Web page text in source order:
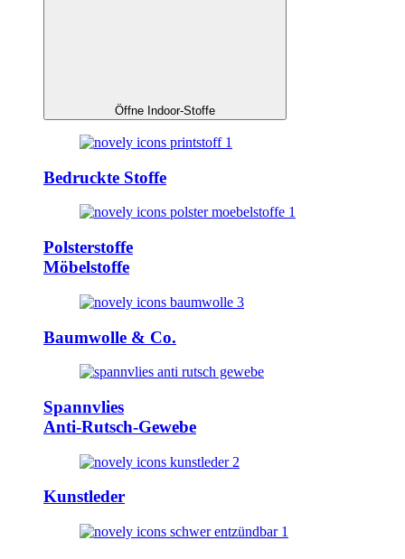
Öffne Indoor-Stoffe
Bedruckte Stoffe
Polsterstoffe
Möbelstoffe
Baumwolle & Co.
Spannvlies
Anti-Rutsch-Gewebe
Kunstleder